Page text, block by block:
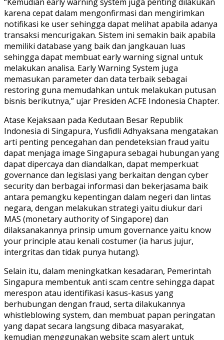
karena cepat dalam mengonfirmasi dan mengirimkan
notifikasi ke user sehingga dapat melihat apabila adanya
transaksi mencurigakan. Sistem ini semakin baik apabila
memiliki database yang baik dan jangkauan luas
sehingga dapat membuat early warning signal untuk
melakukan analisa. Early Warning System juga
memasukan parameter dan data terbaik sebagai
restoring guna memudahkan untuk melakukan putusan
bisnis berikutnya,” ujar Presiden ACFE Indonesia Chapter.
Atase Kejaksaan pada Kedutaan Besar Republik
Indonesia di Singapura, Yusfidli Adhyaksana mengatakan
arti penting pencegahan dan pendeteksian fraud yaitu
dapat menjaga image Singapura sebagai hubungan yang
dapat dipercaya dan diandalkan, dapat memperkuat
governance dan legislasi yang berkaitan dengan cyber
security dan berbagai informasi dan bekerjasama baik
antara pemangku kepentingan dalam negeri dan lintas
negara, dengan melakukan strategi yaitu diukur dari
MAS (monetary authority of Singapore) dan
dilaksanakannya prinsip umum governance yaitu know
your principle atau kenali costumer (ia harus jujur,
intergritas dan tidak punya hutang).
Selain itu, dalam meningkatkan kesadaran, Pemerintah
Singapura membentuk anti scam centre sehingga dapat
merespon atau identifikasi kasus-kasus yang
berhubungan dengan fraud, serta dilakukannya
whistleblowing system, dan membuat papan peringatan
yang dapat secara langsung dibaca masyarakat,
kemudian menggunakan website scam alert untuk